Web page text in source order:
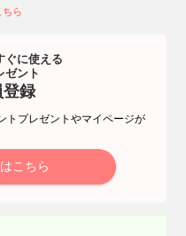
ちら
ぐに使える
ゼント
登録
トプレゼントやマイページが
こちら